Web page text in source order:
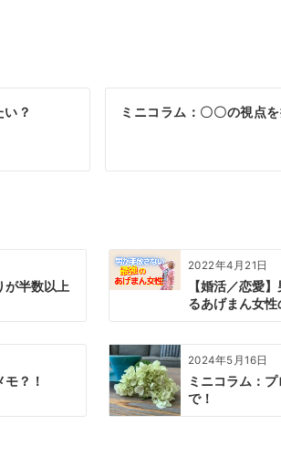
？ ミニコラム：〇〇の視点
が半数以上
2022年4月21日
【婚活／恋愛
るあげまん女
？！
2024年5月16日
ミニコラム：
で！